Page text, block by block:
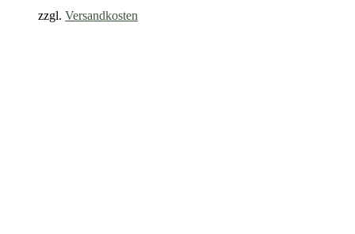
zzgl. Versandkosten